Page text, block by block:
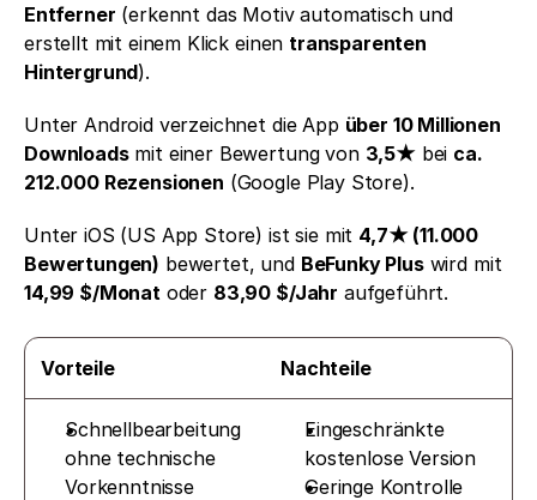
Entferner (erkennt das Motiv automatisch und
erstellt mit einem Klick einen transparenten
Hintergrund).
Unter Android verzeichnet die App über 10 Millionen
Downloads mit einer Bewertung von 3,5★ bei ca.
212.000 Rezensionen (Google Play Store).
Unter iOS (US App Store) ist sie mit 4,7★ (11.000
Bewertungen) bewertet, und BeFunky Plus
14,99 $/Monat oder 83,90 $/Jahr aufgeführt.
Vorteile Nachteile
Schnellbearbeitung
ohne technische
Vorkenntnisse
Eingeschränkte
kostenlose Version
Geringe Kontrolle